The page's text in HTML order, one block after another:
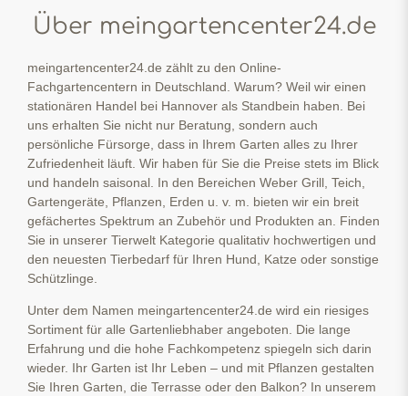
Über meingartencenter24.de
meingartencenter24.de zählt zu den Online-
Fachgartencentern in Deutschland. Warum? Weil wir einen
stationären Handel bei Hannover als Standbein haben. Bei
uns erhalten Sie nicht nur Beratung, sondern auch
persönliche Fürsorge, dass in Ihrem Garten alles zu Ihrer
Zufriedenheit läuft. Wir haben für Sie die Preise stets im Blick
und handeln saisonal. In den Bereichen Weber Grill, Teich,
Gartengeräte, Pflanzen, Erden u. v. m. bieten wir ein breit
gefächertes Spektrum an Zubehör und Produkten an. Finden
Sie in unserer Tierwelt Kategorie qualitativ hochwertigen und
den neuesten Tierbedarf für Ihren Hund, Katze oder sonstige
Schützlinge.
Unter dem Namen meingartencenter24.de wird ein riesiges
Sortiment für alle Gartenliebhaber angeboten. Die lange
Erfahrung und die hohe Fachkompetenz spiegeln sich darin
wieder. Ihr Garten ist Ihr Leben – und mit Pflanzen gestalten
Sie Ihren Garten, die Terrasse oder den Balkon? In unserem